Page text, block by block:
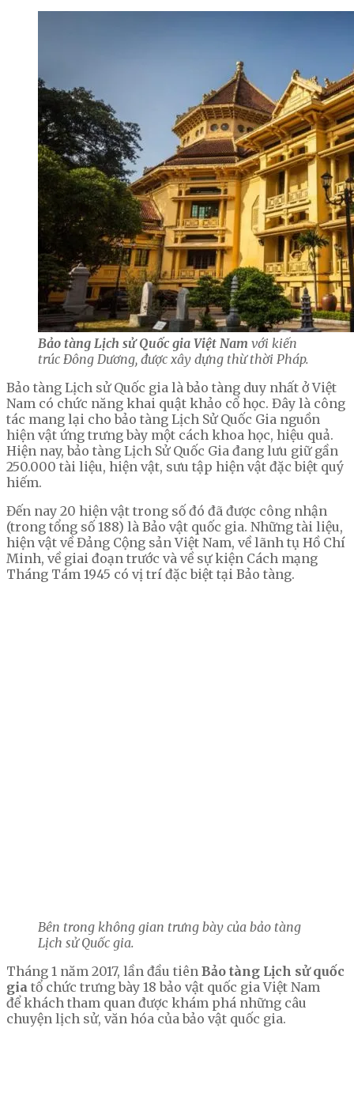
Bảo tàng Lịch sử Quốc gia Việt Nam với kiến
trúc Đông Dương, được xây dựng thừ thời Pháp.
Bảo tàng Lịch sử Quốc gia là bảo tàng duy nhất ở Việt
Nam có chức năng khai quật khảo cổ học. Đây là công
tác mang lại cho bảo tàng Lịch Sử Quốc Gia nguồn
hiện vật ứng trưng bày một cách khoa học, hiệu quả.
Hiện nay, bảo tàng Lịch Sử Quốc Gia đang lưu giữ gần
250.000 tài liệu, hiện vật, sưu tập hiện vật đặc biệt quý
hiếm.
Đến nay 20 hiện vật trong số đó đã được công nhận
(trong tổng số 188) là Bảo vật quốc gia. Những tài liệu,
hiện vật về Đảng Cộng sản Việt Nam, về lãnh tụ Hồ Chí
Minh, về giai đoạn trước và về sự kiện Cách mạng
Tháng Tám 1945 có vị trí đặc biệt tại Bảo tàng.
Bên trong không gian trưng bày của bảo tàng
Lịch sử Quốc gia.
Tháng 1 năm 2017, lần đầu tiên Bảo tàng Lịch sử quốc
gia tổ chức trưng bày 18 bảo vật quốc gia Việt Nam
để khách tham quan được khám phá những câu
chuyện lịch sử, văn hóa của bảo vật quốc gia.